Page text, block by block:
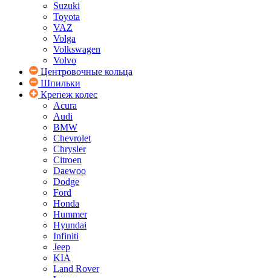
Suzuki
Toyota
VAZ
Volga
Volkswagen
Volvo
Центровочные кольца
Шпильки
Крепеж колес
Acura
Audi
BMW
Chevrolet
Chrysler
Citroen
Daewoo
Dodge
Ford
Honda
Hummer
Hyundai
Infiniti
Jeep
KIA
Land Rover